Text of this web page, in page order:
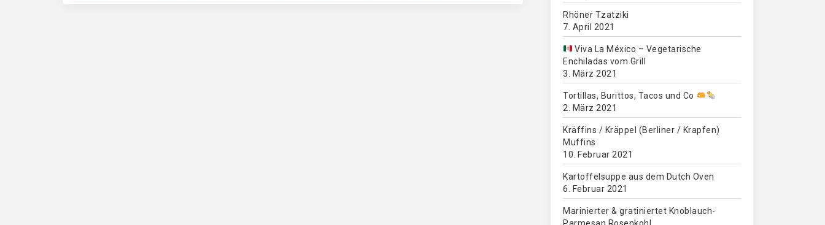
Rhöner Tzatziki
7. April 2021
Viva La México – Vegetarische
Enchiladas vom Grill
3. März 2021
Tortillas, Burittos, Tacos und Co
2. März 2021
Kräffins / Kräppel (Berliner / Krapfen)
Muffins
10. Februar 2021
Kartoffelsuppe aus dem Dutch Oven
6. Februar 2021
Marinierter & gratiniertet Knoblauch-